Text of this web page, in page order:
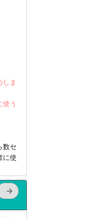
ま
う
数セ
に使